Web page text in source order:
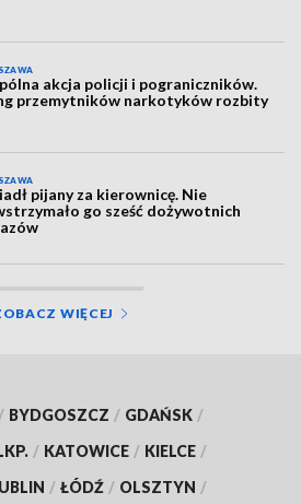
akcja policji i pograniczników.
przemytników narkotyków rozbity
pijany za kierownicę. Nie
go sześć dożywotnich
WIĘCEJ
/ BYDGOSZCZ / GDAŃSK /
/ KATOWICE / KIELCE /
/ ŁÓDŹ / OLSZTYN /